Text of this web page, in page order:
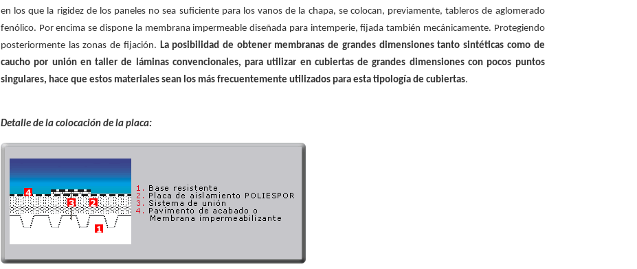
en los que la rigidez de los paneles no sea suficiente para los vanos de la chapa, se colocan, previamente, tableros de aglomerado
fenólico. Por encima se dispone la membrana impermeable diseñada para intemperie, fijada también mecánicamente. Protegiendo
posteriormente las zonas de fijación. La posibilidad de obtener membranas de grandes dimensiones tanto sintéticas como de
caucho por unión en taller de láminas convencionales, para utilizar en cubiertas de grandes dimensiones con pocos puntos
singulares, hace que estos materiales sean los más frecuentemente utilizados para esta tipología de cubiertas.
Detalle de la colocación de la placa: